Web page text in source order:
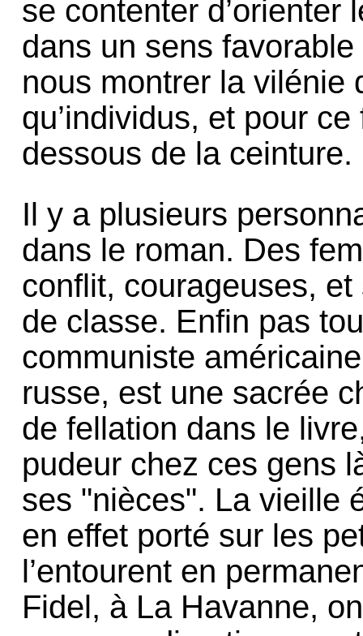
se contenter d’orienter
dans un sens
nous montrer la vilénie
qu’individus, et pour
dessous de la ceinture.
Il y a plusieurs
dans le roman. Des
conflit, courageuses,
de classe. Enfin pas
communiste
russe, est une sacrée
de fellation dans le
pudeur chez ces gens
ses "nièces". La vieille
en effet porté sur les
l’entourent en
Fidel, à La Havanne,